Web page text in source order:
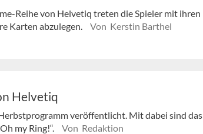
Reihe von Helvetiq treten die Spieler mit ihren
Karten abzulegen.
Von Kerstin Barthel
Helvetiq
veröffentlicht. Mit dabei sind das
my Ring!“.
Von Redaktion